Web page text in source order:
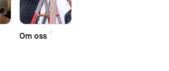
Om oss